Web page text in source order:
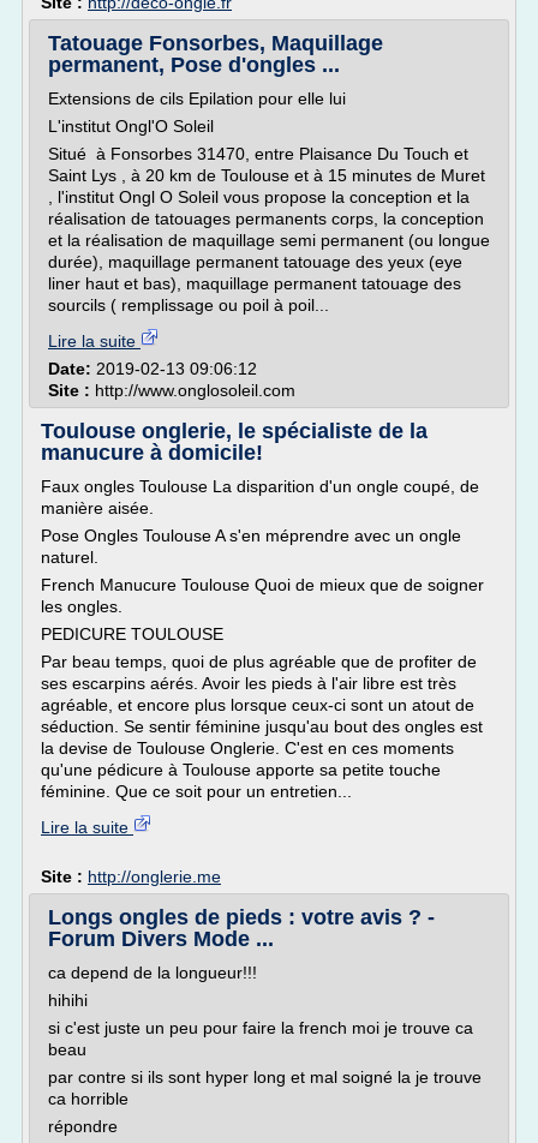
Tatouage Fonsorbes, Maquillage
permanent, Pose d'ongles ...
Extensions de cils Epilation pour elle lui
L'institut Ongl'O Soleil
Situé à Fonsorbes 31470, entre Plaisance Du Touch et
Saint Lys , à 20 km de Toulouse et à 15 minutes de Muret
, l'institut Ongl O Soleil vous propose la conception et la
réalisation de tatouages permanents corps, la conception
et la réalisation de maquillage semi permanent (ou longue
durée), maquillage permanent tatouage des yeux (eye
liner haut et bas), maquillage permanent tatouage des
sourcils ( remplissage ou poil à poil...
Lire la suite
Date: 2019-02-13 09:06:12
Site : http://www.onglosoleil.com
Toulouse onglerie, le spécialiste de la
manucure à domicile!
Faux ongles Toulouse La disparition d'un ongle coupé, de
manière aisée.
Pose Ongles Toulouse A s'en méprendre avec un ongle
naturel.
French Manucure Toulouse Quoi de mieux que de soigner
les ongles.
PEDICURE TOULOUSE
Par beau temps, quoi de plus agréable que de profiter de
ses escarpins aérés. Avoir les pieds à l'air libre est très
agréable, et encore plus lorsque ceux-ci sont un atout de
séduction. Se sentir féminine jusqu'au bout des ongles est
la devise de Toulouse Onglerie. C'est en ces moments
qu'une pédicure à Toulouse apporte sa petite touche
féminine. Que ce soit pour un entretien...
Lire la suite
Site : http://onglerie.me
Longs ongles de pieds : votre avis ? -
Forum Divers Mode ...
ca depend de la longueur!!!
hihihi
si c'est juste un peu pour faire la french moi je trouve ca
beau
par contre si ils sont hyper long et mal soigné la je trouve
ca horrible
répondre